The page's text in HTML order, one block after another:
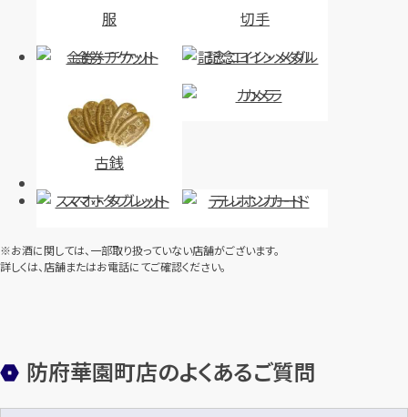
服
切手
金券・チケット
記念コイン・メダル
古銭
カメラ
スマホ・タブレット テレホンカード
※お酒に関しては、一部取り扱っていない店舗がございます。
詳しくは、店舗またはお電話にてご確認ください。
防府華園町店のよくあるご質問